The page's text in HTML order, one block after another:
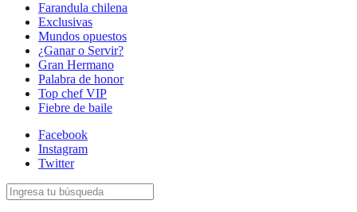
Farandula chilena
Exclusivas
Mundos opuestos
¿Ganar o Servir?
Gran Hermano
Palabra de honor
Top chef VIP
Fiebre de baile
Facebook
Instagram
Twitter